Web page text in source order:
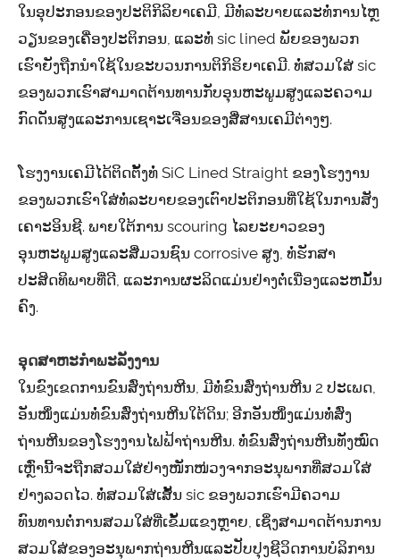
ໃນອຸປະກອນຂອງປະຕິກິລິຍາເຄມີ, ມີທໍ່ລະບາຍແລະທໍ່ການໄຫຼ
ວຽນຂອງເຄື່ອງປະຕິກອນ, ແລະທໍ່ sic lined ພັຍຂອງພວກ
ເຮົາຍັງຖືກນໍາໃຊ້ໃນຂະບວນການຕິກິຣິຍາເຄມີ. ທໍ່ສວມໃສ່ sic
ຂອງພວກເຮົາສາມາດຕ້ານທານກັບອຸນຫະພູມສູງແລະຄວາມ
ກົດດັນສູງແລະການເຊາະເຈື່ອນຂອງສື່ສານເຄມີຕ່າງໆ.
ໂຮງງານເຄມີໄດ້ຕິດຕັ້ງທໍ່ SiC Lined Straight ຂອງໂຮງງານ
ຂອງພວກເຮົາໃສ່ທໍ່ລະບາຍຂອງເຕົາປະຕິກອນທີ່ໃຊ້ໃນການສັງ
ເຄາະອິນຊີ. ພາຍໃຕ້ການ scouring ໄລຍະຍາວຂອງ
ອຸນຫະພູມສູງແລະສື່ມວນຊົນ corrosive ສູງ, ທໍ່ຮັກສາ
ປະສິດທິພາບທີ່ດີ, ແລະການຜະລິດແມ່ນຢ່າງຕໍ່ເນື່ອງແລະຫມັ້ນ
ຄົງ.
ອຸດສາຫະກໍາພະລັງງານ
ໃນຂົງເຂດການຂົນສົ່ງຖ່ານຫີນ, ມີທໍ່ຂົນສົ່ງຖ່ານຫີນ 2 ປະເພດ,
ອັນໜຶ່ງແມ່ນທໍ່ຂົນສົ່ງຖ່ານຫີນໃຕ້ດິນ; ອີກອັນໜຶ່ງແມ່ນທໍ່ສົ່ງ
ຖ່ານຫີນຂອງໂຮງງານໄຟຟ້າຖ່ານຫີນ. ທໍ່ຂົນສົ່ງຖ່ານຫີນທັງໝົດ
ເຫຼົ່ານີ້ຈະຖືກສວມໃສ່ຢ່າງໜັກໜ່ວງຈາກອະນຸພາກທີ່ສວມໃສ່
ຢ່າງລວດໄວ. ທໍ່ສວມໃສ່ເສັ້ນ sic ຂອງພວກເຮົາມີຄວາມ
ທົນທານຕໍ່ການສວມໃສ່ທີ່ເຂັ້ມແຂງຫຼາຍ, ເຊິ່ງສາມາດຕ້ານການ
ສວມໃສ່ຂອງອະນຸພາກຖ່ານຫີນແລະປັບປຸງຊີວິດການບໍລິການ